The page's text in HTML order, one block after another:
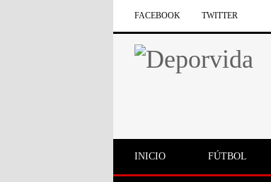
FACEBOOK TWITTER
INICIO FÚTBOL